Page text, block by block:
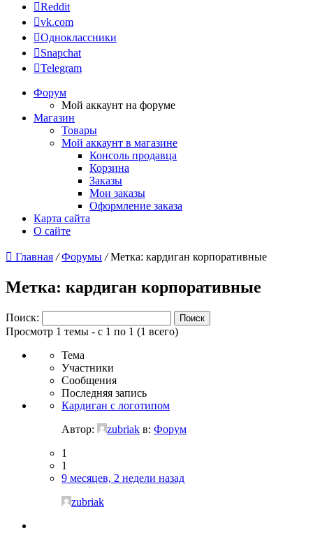
Reddit
vk.com
Одноклассники
Snapchat
Telegram
Форум
Мой аккаунт на форуме
Магазин
Товары
Мой аккаунт в магазине
Консоль продавца
Корзина
Заказы
Мои заказы
Оформление заказа
Карта сайта
О сайте
Главная / Форумы / Метка: кардиган корпоративные
Метка: кардиган корпоративные
Поиск:
Просмотр 1 темы - с 1 по 1 (1 всего)
Тема
Участники
Сообщения
Последняя запись
Кардиган с логотипом
Автор:
zubriak в: Форум
1
1
9 месяцев, 2 недели назад
zubriak